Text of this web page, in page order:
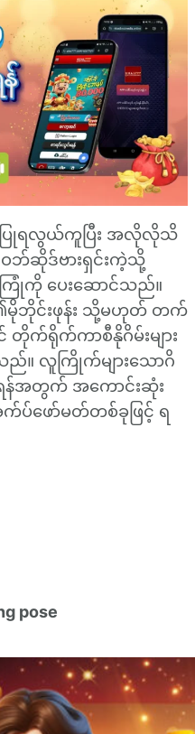
ပြုရလွယ်ကူပြီး အလိုလိုသိ
ဘ်ဆိုဒ်ဗားရှင်းကဲ့သို့
ြုံကို ပေးဆောင်သည်။
မိုဘိုင်းဖုန်း သို့မဟုတ် တက်
တိုက်ရိုက်ကာစီနိုဂိမ်းများ
ည်။ လူကြိုက်များသောဂိ
န်အတွက် အကောင်းဆုံး
က်ပ်ဖော်မတ်တစ်ခုဖြင့် ရ
pose